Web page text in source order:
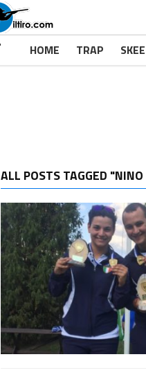
HOME TRAP
ALL POSTS TAGGED